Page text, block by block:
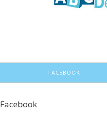
FACEBOOK
Facebook